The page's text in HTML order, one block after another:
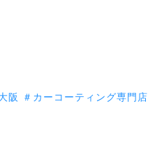
阪 ＃カーコーティング専門店